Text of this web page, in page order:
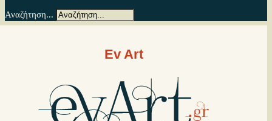
Αναζήτηση...
Ev Art